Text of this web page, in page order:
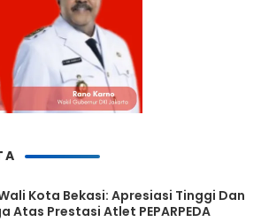
Kota Bekasi: Apresiasi Tinggi Dan
Atas Prestasi Atlet PEPARPEDA